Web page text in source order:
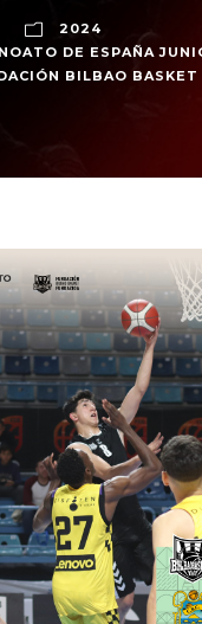
2024
DE ESPAÑA
BILBAO BASKET